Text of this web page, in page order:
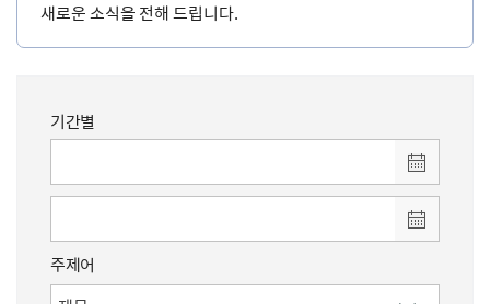
새로운 소식을 전해 드립니다.
기간별
주제어